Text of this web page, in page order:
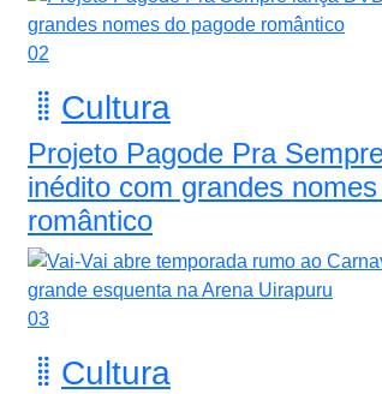
02
Cultura
Projeto Pagode Pra
inédito com grandes
romântico
03
Cultura